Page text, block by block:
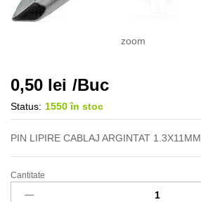
zoom
0,50 lei /Buc
Status: 1550 în stoc
PIN LIPIRE CABLAJ ARGINTAT 1.3X11MM
Pin
PCB
Cantitate